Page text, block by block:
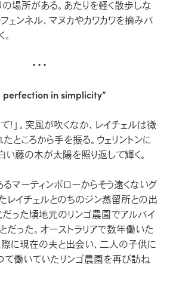
場所がある。あたりを軽く散歩しな
ェンネル、マヌカやカワカワを摘みバ
・・・
in simplicity”
！」。突風が吹くなか、レイチェルは微
ところから手を振る。ウェリントンに
い藤の木が太陽を照り返して輝く。
マーティンボローからそう遠くないグ
レイチェルとのちのジン蒸留所との出
った頃地元のリンゴ農園でアルバイ
だった。オーストラリアで数年働いた
に現在の夫と出会い、二人の子供に
働いていたリンゴ農園を再び訪ね